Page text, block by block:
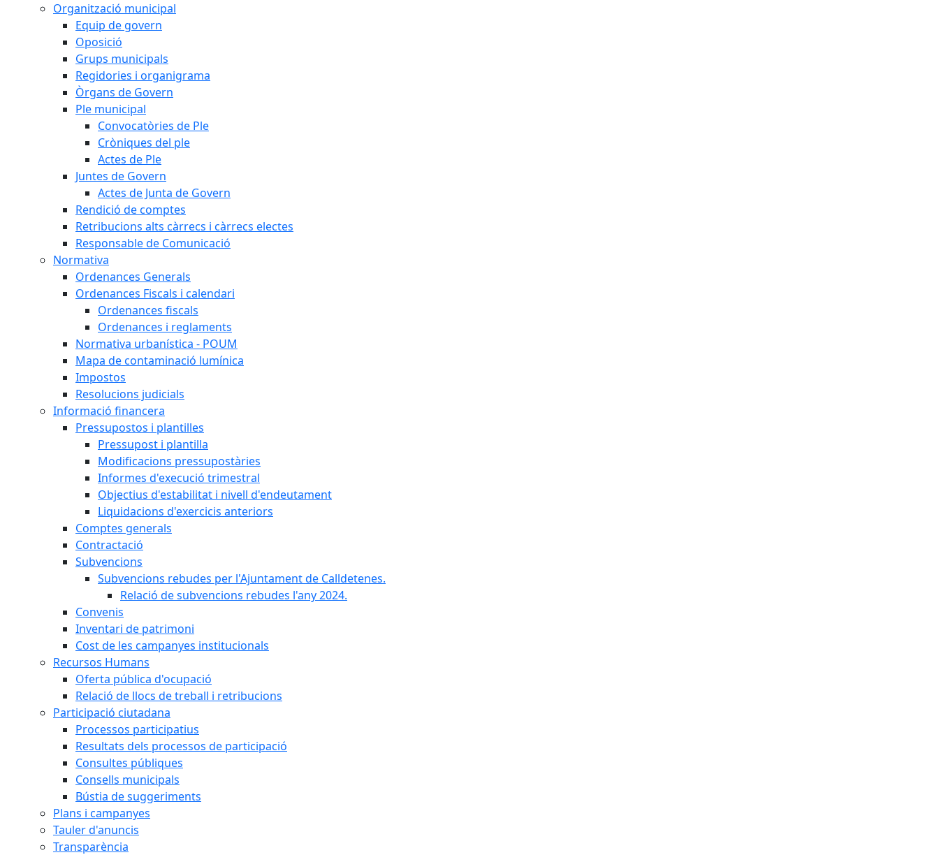
Organització municipal
Equip de govern
Oposició
Grups municipals
Regidories i organigrama
Òrgans de Govern
Ple municipal
Convocatòries de Ple
Cròniques del ple
Actes de Ple
Juntes de Govern
Actes de Junta de Govern
Rendició de comptes
Retribucions alts càrrecs i càrrecs electes
Responsable de Comunicació
Normativa
Ordenances Generals
Ordenances Fiscals i calendari
Ordenances fiscals
Ordenances i reglaments
Normativa urbanística - POUM
Mapa de contaminació lumínica
Impostos
Resolucions judicials
Informació financera
Pressupostos i plantilles
Pressupost i plantilla
Modificacions pressupostàries
Informes d'execució trimestral
Objectius d'estabilitat i nivell d'endeutament
Liquidacions d'exercicis anteriors
Comptes generals
Contractació
Subvencions
Subvencions rebudes per l'Ajuntament de Calldetenes.
Relació de subvencions rebudes l'any 2024.
Convenis
Inventari de patrimoni
Cost de les campanyes institucionals
Recursos Humans
Oferta pública d'ocupació
Relació de llocs de treball i retribucions
Participació ciutadana
Processos participatius
Resultats dels processos de participació
Consultes públiques
Consells municipals
Bústia de suggeriments
Plans i campanyes
Tauler d'anuncis
Transparència